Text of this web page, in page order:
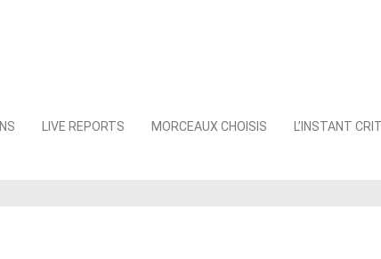
LIVE REPORTS MORCEAUX CHOISIS L’INSTANT